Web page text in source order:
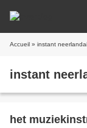
Accueil » instant
instant
het